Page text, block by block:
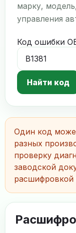
марку,
управления
Код ошибки
Найти код
Один код
разных
проверку
заводской
расшифровкой